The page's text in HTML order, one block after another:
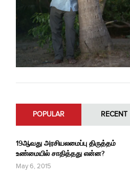
POPULAR RECENT
19ஆவது அரசியலமைப்பு திருத்தம்
உண்மையில் சாதித்தது என்ன?
May 6, 2015